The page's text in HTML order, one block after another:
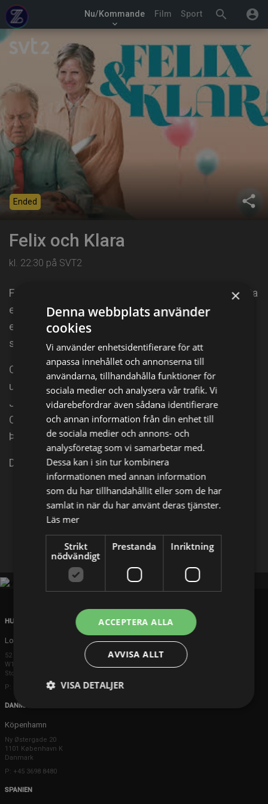
search account_circle
Nu/Kommande
keyboard_arrow_down
Film Sport
share
Ended
Felix och Klara
kl. 22:30 på SVT2
Felix och Klaras barnbarn lånar deras bil för att hämta
en vän på flygplatsen, samtidigt som paret åker på
en bussresa med Felix kör. Men Felix kan inte
slappna av, han oroar sig för bilen.
Och när Klara dricker för mycket och Felix skämmer
ut sig, får det konsekvenser för dem båda. I rollerna:
Jón Gnarr, Edda Björgvinsdóttir, Jakob van
Oossterhout, Hrefna Hallgrímsdóttir, Þórhildur
Þorleifsdóttir m.fl.
Del 5 av 10.
Facebook X E-postadress
HUVUDKONTOR
London
52 Brook Street
W1K 5DS London
Storbritannien
P: +44 203 608 8181
DANMARK
Köpenhamn
Ny Østergade 20
1101 København K
Danmark
P: +45 3698 8480
SPANIEN
×
Denna webbplats använder
cookies
Vi använder enhetsidentifierare för att
anpassa innehållet och annonserna till
användarna, tillhandahålla funktioner för
sociala medier och analysera vår trafik. Vi
vidarebefordrar även sådana identifierare
och annan information från din enhet till
de sociala medier och annons- och
analysföretag som vi samarbetar med.
Dessa kan i sin tur kombinera
informationen med annan information
som du har tillhandahållit eller som de har
samlat in när du har använt deras tjänster.
Läs mer
Strikt
nödvändigt
Prestanda Inriktning
ACCEPTERA ALLA
AVVISA ALLT
VISA DETALJER